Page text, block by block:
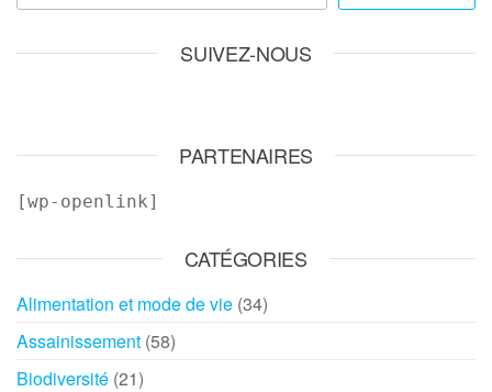
SUIVEZ-NOUS
PARTENAIRES
[wp-openlink]
CATÉGORIES
Alimentation et mode de vie (34)
Assainissement (58)
Biodiversité (21)